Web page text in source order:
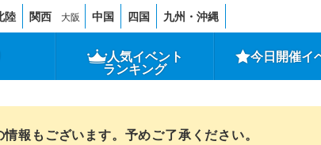
陸 関西 大阪 中国 四国 九州・沖縄
人気イベント
ランキング
今日開催イ
報もございます。予めご了承ください。